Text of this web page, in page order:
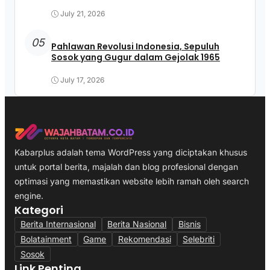
July 21, 2026
05 Pahlawan Revolusi Indonesia, Sepuluh
Sosok yang Gugur dalam Gejolak 1965
July 17, 2026
Kabarplus adalah tema WordPress yang diciptakan khusus
untuk portal berita, majalah dan blog profesional dengan
optimasi yang memastikan website lebih ramah oleh search
engine.
Kategori
Berita Internasional Berita Nasional
Bisnis
Bolatainment
Game Rekomendasi
Selebriti
Sosok